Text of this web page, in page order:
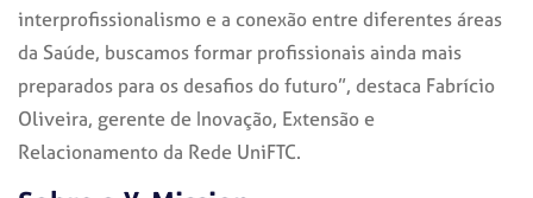
interprofissionalismo e a conexão entre diferentes áreas
da Saúde, buscamos formar profissionais ainda mais
preparados para os desafios do futuro”, destaca Fabrício
Oliveira, gerente de Inovação, Extensão e
Relacionamento da Rede UniFTC.